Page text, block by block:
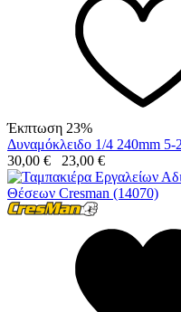
Έκπτωση 23%
Δυναμόκλειδο 1/4 240mm
30,00 € 23,00 €